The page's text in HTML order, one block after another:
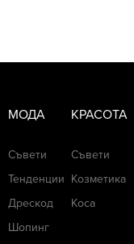
МОДА
Съвети
Тенденции
Дрескод
Шопинг
КРАСОТА
Съвети
Козметика
Коса